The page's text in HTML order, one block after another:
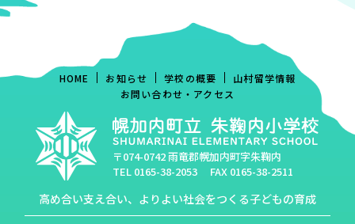
〒074-0742 雨竜郡幌加内町字朱鞠内
TEL 0165-38-2053 FAX 0165-38-2511
高め合い支え合い、よりよい社会をつくる子どもの育成
HOME お知らせ 学校の概要
山村留学情報
お問い合わせ・アクセス